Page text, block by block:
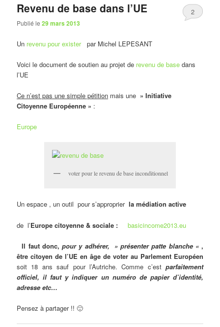
Revenu de base dans l’UE
Publié le29 mars 2013
2
Un revenu pour existerpar Michel LEPESANT
Voici le document de soutien au projet de revenu de basedans
l’UE
Ce n’est pas une simple pétition mais une » Initiative
Citoyenne Européenne » :
Europe
voter pour le revenu de base inconditionnel
Un espace , un outil pour s’approprier la médiation active
de l’Europe citoyenne & sociale : basicincome2013.eu
Il faut donc, pour y adhérer, » présenter patte blanche « ,
être citoyen de l’UE en âge de voter au Parlement Européen
soit 18 ans sauf pour l’Autriche. Comme c’est parfaitement
officiel, il faut y indiquer un numéro de papier d’identité,
adresse etc…
Pensez à partager !! 🙂